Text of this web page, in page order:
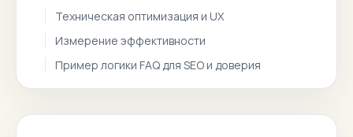
Техническая оптимизация и UX
Измерение эффективности
Пример логики FAQ для SEO и доверия